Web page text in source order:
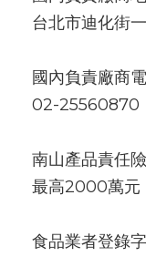
台北市迪化街
國內負責廠商
02-25560870
南山產品責任
最高2000萬元
食品業者登錄